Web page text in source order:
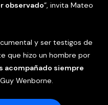
observado”, invita Mateo
y ser testigos de
que hizo un hombre por
acompañado siempre
Wenborne.